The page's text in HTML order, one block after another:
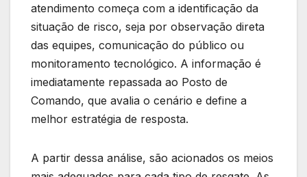
atendimento começa com a identificação da
situação de risco, seja por observação direta
das equipes, comunicação do público ou
monitoramento tecnológico. A informação é
imediatamente repassada ao Posto de
Comando, que avalia o cenário e define a
melhor estratégia de resposta.
A partir dessa análise, são acionados os meios